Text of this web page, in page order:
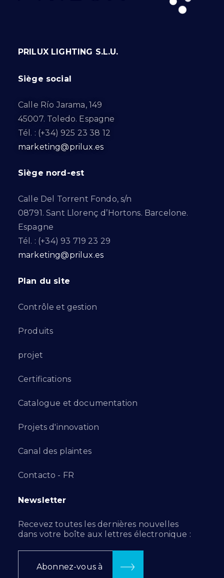
PRILUX LIGHTING S.L.U.
Siège social
Calle Río Jarama, 149
45007. Toledo. Espagne
Tél. : (+34) 925 23 38 12
marketing@prilux.es
Siège nord-est
Calle Del Torrent Fondo, s/n
08791. Sant Llorenç d’Hortons. Barcelone.
Espagne
Tél. : (+34) 93 719 23 29
marketing@prilux.es
Plan du site
Contrôle et gestion
Produits
projet
Certifications
Catalogue et documentation
Projets d'innovation
Canal des plaintes
Contacto - FR
Newsletter
Recevez toutes les dernières nouvelles
dans votre boîte aux lettres électronique :
Abonnez-vous à